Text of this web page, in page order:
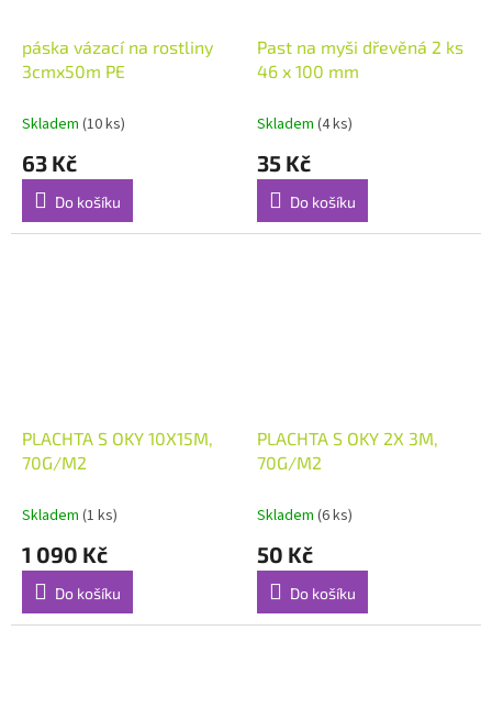
páska vázací na rostliny
3cmx50m PE
Skladem (10 ks)
63 Kč
Do košíku
Past na myši dřevěná 2 ks
46 x 100 mm
Skladem (4 ks)
35 Kč
Do košíku
PLACHTA S OKY 10X15M,
70G/M2
Skladem (1 ks)
1 090 Kč
Do košíku
PLACHTA S OKY 2X 3M,
70G/M2
Skladem (6 ks)
50 Kč
Do košíku